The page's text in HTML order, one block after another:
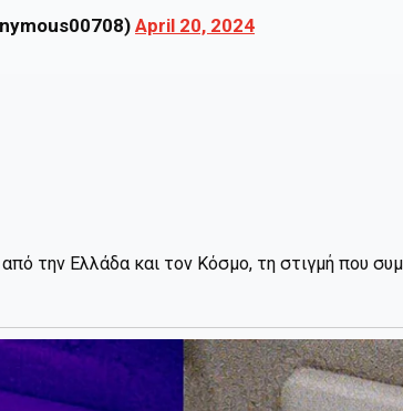
April 20, 2024
από την Ελλάδα και τον Κόσμο, τη στιγμή που